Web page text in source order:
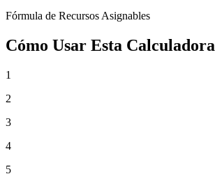
Fórmula de Recursos Asignables
Cómo Usar Esta Calculadora
1
2
3
4
5